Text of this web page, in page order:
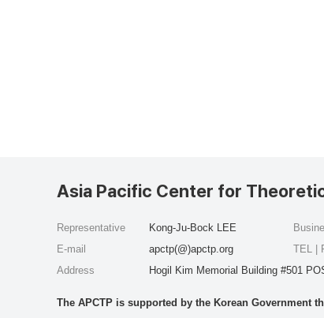
Asia Pacific Center for
Representative
Kong-Ju-Bock LEE
E-mail
apctp(@)apctp.org
Address
Hogil Kim Memorial Building #501
TEL |
The APCTP is supported by the Korean Government